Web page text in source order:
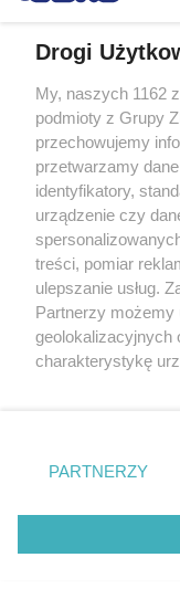
Z REGIONU
Dwa
Trzy osoby
TRAGEDIA NA
Bus uderzył
Drogi
My, naszych 1162
podmioty z Grupy
przechowujemy
przetwarzamy
identyfikatory,
urządzenie czy
treści, pomiar
ulepszanie usług.
Partnerzy możemy
geolokalizacyjnych
charakterystykę
zmienić/wycofać
znajdujący się w
rodzaje
użytkownika, ale
przetwarzaniu.
PARTNERZY